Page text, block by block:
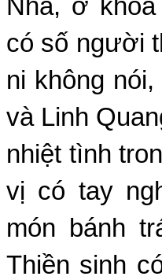
Nhã, ở
có số người
ni không
và Linh
nhiệt tình
vị có tay
món bánh
Thiền sinh